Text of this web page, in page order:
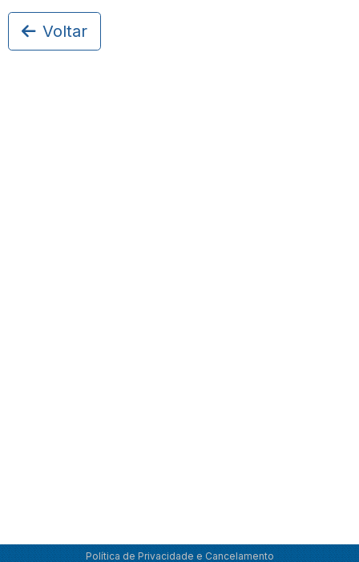
Voltar
Política de Privacidade e Cancelamento